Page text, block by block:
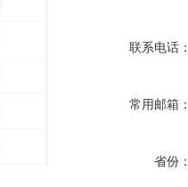
联系电话
常用邮箱
省份